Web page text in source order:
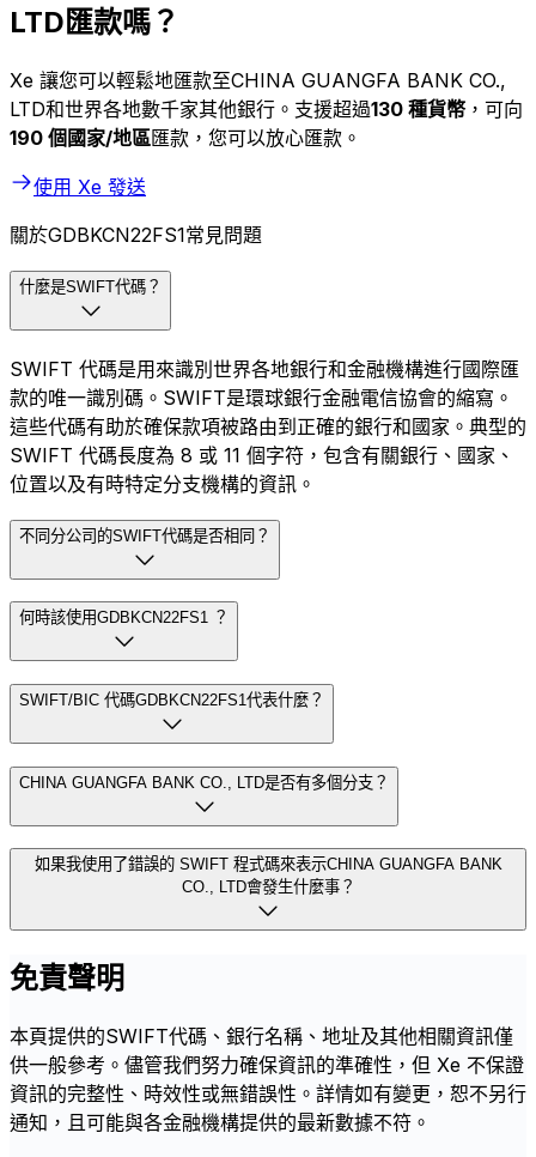
LTD匯款嗎？
Xe 讓您可以輕鬆地匯款至CHINA GUANGFA BANK CO.,
LTD和世界各地數千家其他銀行。支援超過130 種貨幣 ，可向
190 個國家/地區匯款，您可以放心匯款。
使用 Xe 發送
關於GDBKCN22FS1常見問題
什麼是SWIFT代碼？
SWIFT 代碼是用來識別世界各地銀行和金融機構進行國際匯
款的唯一識別碼。SWIFT是環球銀行金融電信協會的縮寫。
這些代碼有助於確保款項被路由到正確的銀行和國家。典型的
SWIFT 代碼長度為 8 或 11 個字符，包含有關銀行、國家、
位置以及有時特定分支機構的資訊。
不同分公司的SWIFT代碼是否相同？
何時該使用GDBKCN22FS1 ？
SWIFT/BIC 代碼GDBKCN22FS1代表什麼？
CHINA GUANGFA BANK CO., LTD是否有多個分支？
如果我使用了錯誤的 SWIFT 程式碼來表示CHINA GUANGFA BANK
CO., LTD會發生什麼事？
免責聲明
本頁提供的SWIFT代碼、銀行名稱、地址及其他相關資訊僅
供一般參考。儘管我們努力確保資訊的準確性，但 Xe 不保證
資訊的完整性、時效性或無錯誤性。詳情如有變更，恕不另行
通知，且可能與各金融機構提供的最新數據不符。